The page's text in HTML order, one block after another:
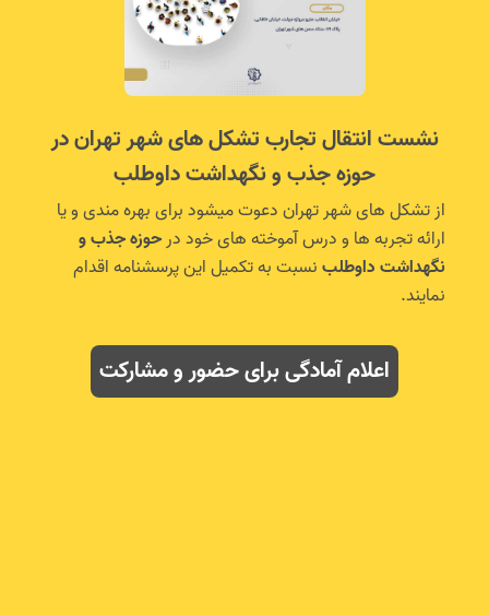
نشست انتقال تجارب تشکل های شهر تهران در
حوزه جذب و نگهداشت داوطلب
از تشکل های شهر تهران دعوت میشود برای بهره مندی و یا
ارائه تجربه ها و درس آموخته های خود درحوزه جذب و
نگهداشت داوطلبنسبت به تکمیل این پرسشنامه اقدام
نمایند.
اعلام آمادگی برای حضور و مشارکت